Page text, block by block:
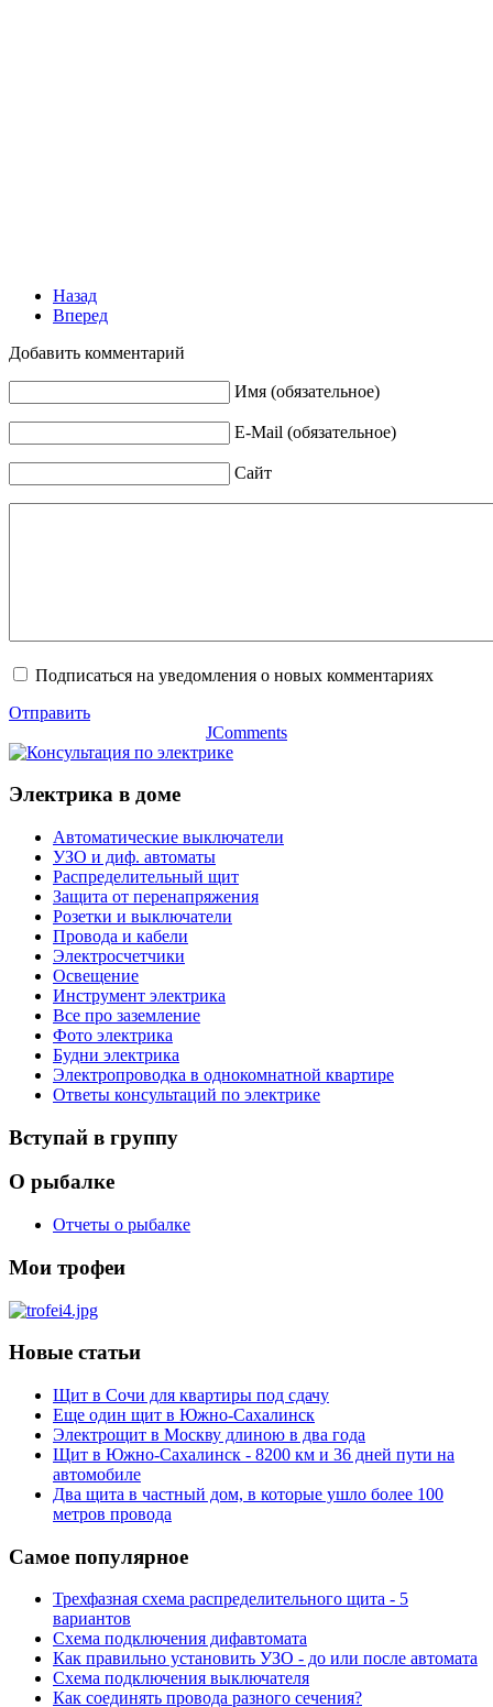
Назад
Вперед
Добавить комментарий
Имя (обязательное)
E-Mail (обязательное)
Сайт
Подписаться на уведомления о новых комментариях
Отправить
JComments
Электрика в доме
Автоматические выключатели
УЗО и диф. автоматы
Распределительный щит
Защита от перенапряжения
Розетки и выключатели
Провода и кабели
Электросчетчики
Освещение
Инструмент электрика
Все про заземление
Фото электрика
Будни электрика
Электропроводка в однокомнатной квартире
Ответы консультаций по электрике
Вступай в группу
О рыбалке
Отчеты о рыбалке
Мои трофеи
Новые статьи
Щит в Сочи для квартиры под сдачу
Еще один щит в Южно-Сахалинск
Электрощит в Москву длиною в два года
Щит в Южно-Сахалинск - 8200 км и 36 дней пути на
автомобиле
Два щита в частный дом, в которые ушло более 100
метров провода
Самое популярное
Трехфазная схема распределительного щита - 5
вариантов
Схема подключения дифавтомата
Как правильно установить УЗО - до или после автомата
Схема подключения выключателя
Как соединять провода разного сечения?